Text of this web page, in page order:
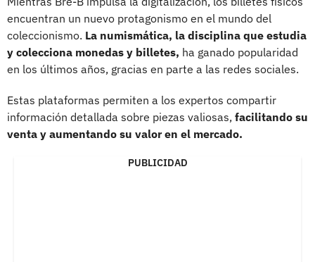
encuentran un nuevo protagonismo en el mundo del
coleccionismo. La numismática, la disciplina que estudia
y colecciona monedas y billetes, ha ganado popularidad
en los últimos años, gracias en parte a las redes sociales.
Estas plataformas permiten a los expertos compartir
información detallada sobre piezas valiosas, facilitando su
venta y aumentando su valor en el mercado.
PUBLICIDAD